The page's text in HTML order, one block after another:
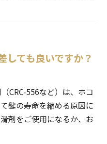
しても良いですか？
CRC-556など）は、ホコ
鍵の寿命を縮める原因に
剤をご使用になるか、お